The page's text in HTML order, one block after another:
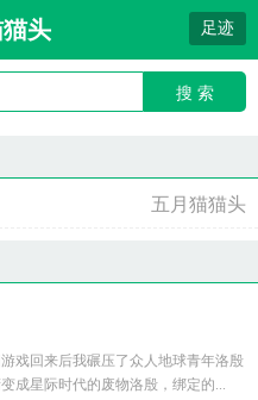
头 足迹
搜 索
五月猫猫头
戏回来后我碾压了众人地球青年洛殷
成星际时代的废物洛殷，绑定的...